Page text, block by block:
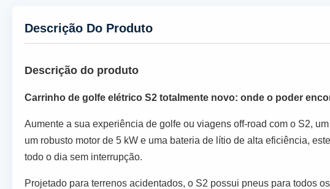
Descrição Do Produto
Descrição do produto
Carrinho de golfe elétrico S2 totalmente novo: onde o poder
Aumente a sua experiência de golfe ou viagens off-road com o S2,
um robusto motor de 5 kW e uma bateria de lítio de alta eficiência,
todo o dia sem interrupção.
Projetado para terrenos acidentados, o S2 possui pneus para todos